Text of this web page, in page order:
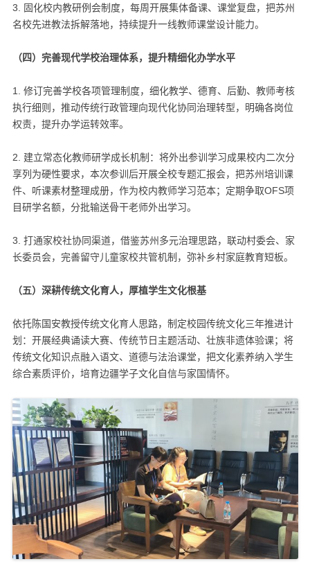
3. 固化校内教研例会制度，每周开展集体备课、课堂复盘，把苏州
名校先进教法拆解落地，持续提升一线教师课堂设计能力。
（四）完善现代学校治理体系，提升精细化办学水平
1. 修订完善学校各项管理制度，细化教学、德育、后勤、教师考核
执行细则，推动传统行政管理向现代化协同治理转型，明确各岗位
权责，提升办学运转效率。
2. 建立常态化教师研学成长机制：将外出参训学习成果校内二次分
享列为硬性要求，本次参训后开展全校专题汇报会，把苏州培训课
件、听课素材整理成册，作为校内教师学习范本；定期争取OFS项
目研学名额，分批输送骨干老师外出学习。
3. 打通家校社协同渠道，借鉴苏州多元治理思路，联动村委会、家
长委员会，完善留守儿童家校共管机制，弥补乡村家庭教育短板。
（五）深耕传统文化育人，厚植学生文化根基
依托陈国安教授传统文化育人思路，制定校园传统文化三年推进计
划：开展经典诵读大赛、传统节日主题活动、壮族非遗体验课；将
传统文化知识点融入语文、道德与法治课堂，把文化素养纳入学生
综合素质评价，培育边疆学子文化自信与家国情怀。